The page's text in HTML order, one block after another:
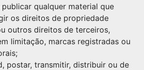
qualquer material que
os direitos de propriedade
outros direitos de terceiros,
limitação, marcas registradas ou
postar, transmitir, distribuir ou de